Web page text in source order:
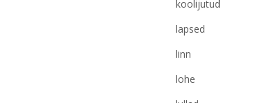
koolijutud
lapsed
linn
lohe